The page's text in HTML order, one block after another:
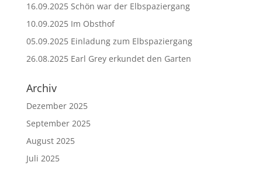
16.09.2025 Schön war der Elbspaziergang
10.09.2025 Im Obsthof
05.09.2025 Einladung zum Elbspaziergang
26.08.2025 Earl Grey erkundet den Garten
Archiv
Dezember 2025
September 2025
August 2025
Juli 2025